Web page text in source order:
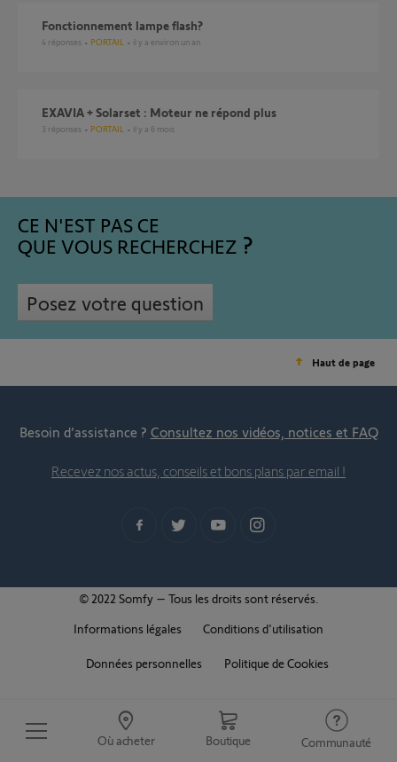
Où acheter Boutique Communauté
Fonctionnement lampe flash?
4 réponses PORTAIL il y a environ un an
EXAVIA + Solarset : Moteur ne répond plus
3 réponses PORTAIL il y a 6 mois
CE N'EST PAS CE
QUE VOUS RECHERCHEZ
Posez votre question
Haut de page
Besoin d’assistance ? Consultez nos vidéos, notices et FAQ
Recevez nos actus, conseils et bons plans par email !
© 2022 Somfy – Tous les droits sont réservés.
Informations légales
Conditions d'utilisation
Données personnelles Politique de Cookies